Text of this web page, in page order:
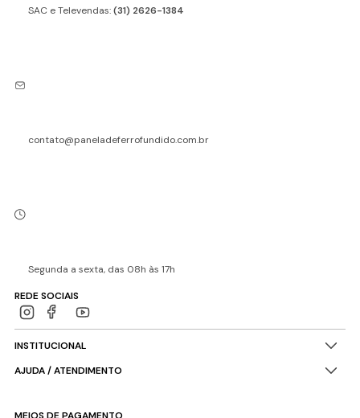
SAC e Televendas:(31) 2626-1384
contato@paneladeferrofundido.com.br
Segunda a sexta, das 08h às 17h
REDE SOCIAIS
INSTITUCIONAL
AJUDA / ATENDIMENTO
MEIOS DE PAGAMENTO